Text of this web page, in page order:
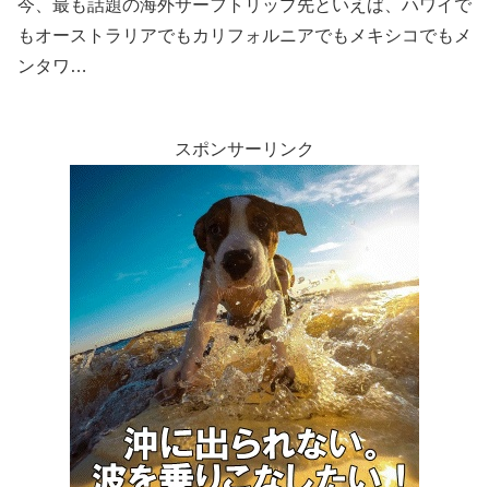
今、最も話題の海外サーフトリップ先といえば、ハワイで
もオーストラリアでもカリフォルニアでもメキシコでもメ
ンタワ…
スポンサーリンク